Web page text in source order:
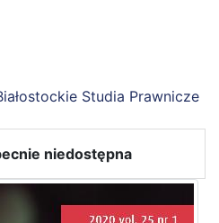
Studia Prawnicze
niedostępna